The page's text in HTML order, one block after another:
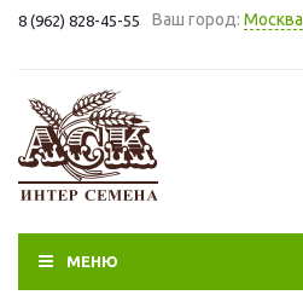
8 (962) 828-45-55 Ваш город: Москва
МЕНЮ